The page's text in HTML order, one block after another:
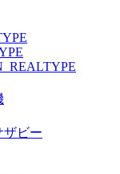
ザビー